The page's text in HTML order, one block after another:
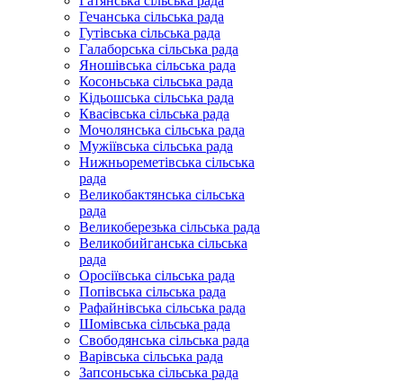
Гечанська сільська рада
Гутівська сільська рада
Галаборська сільська рада
Яношівська сільська рада
Косоньська сільська рада
Кідьошська сільська рада
Квасівська сільська рада
Мочолянська сільська рада
Мужіївська сільська рада
Нижньореметівська сільська
рада
Великобактянська сільська
рада
Великоберезька сільська рада
Великобийганська сільська
рада
Оросіївська сільська рада
Попівська сільська рада
Рафайнівська сільська рада
Шомівська сільська рада
Свободянська сільська рада
Варівська сільська рада
Запсоньська сільська рада